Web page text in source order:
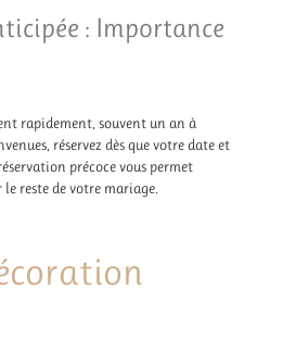
: Importance
rapidement, souvent un an à
réservez dès que votre date et
précoce vous permet
reste de votre mariage.